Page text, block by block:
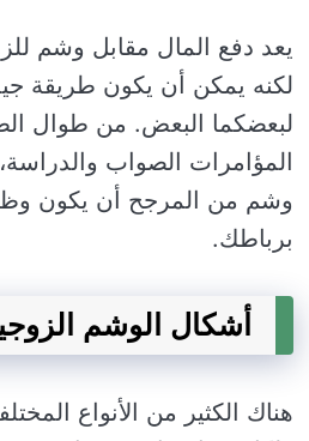
يعد دفع المال مقابل وشم
لكنه يمكن أن يكون طريقة
لبعضكما البعض. من طوال
المؤامرات الصواب
وشم من المرجح أن يكون
برباطك.
أشكال الوشم
هناك الكثير من الأنواع